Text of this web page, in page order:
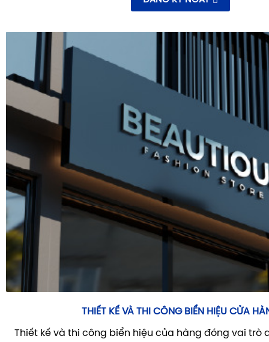
THIẾT KẾ VÀ THI CÔNG BIỂN HIỆU CỬA
Thiết kế và thi công biển hiệu của hàng đóng vai trò